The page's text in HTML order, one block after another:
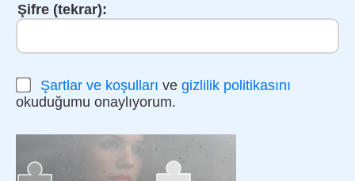
Şifre (tekrar):
Şartlar ve koşulları ve gizlilik politikasını
okuduğumu onaylıyorum.